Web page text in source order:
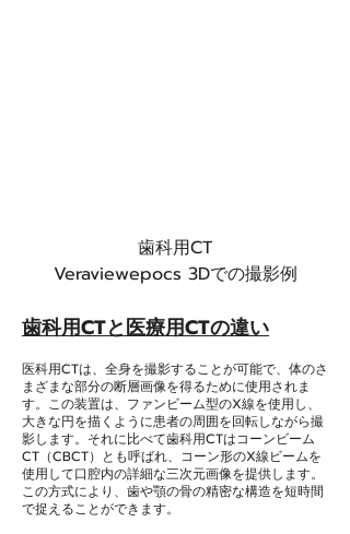
歯科用CT
Veraviewepocs 3Dでの撮影例
歯科用CTと医療用CTの違い
医科用CTは、全身を撮影することが可能で、体のさ
まざまな部分の断層画像を得るために使用されま
す。この装置は、ファンビーム型のX線を使用し、
大きな円を描くように患者の周囲を回転しながら撮
影します。それに比べて歯科用CTはコーンビーム
CT（CBCT）とも呼ばれ、コーン形のX線ビームを
使用して口腔内の詳細な三次元画像を提供します。
この方式により、歯や顎の骨の精密な構造を短時間
で捉えることができます。